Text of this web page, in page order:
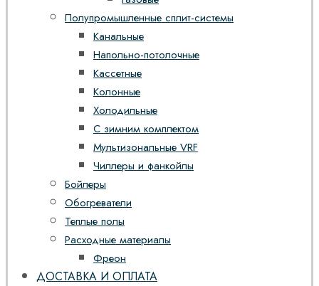
Полупромышленные сплит-системы
Канальные
Напольно-потолочные
Кассетные
Колонные
Холодильные
С зимним комплектом
Мультизональные VRF
Чиллеры и фанкойлы
Бойлеры
Обогреватели
Теплые полы
Расходные материалы
Фреон
ДОСТАВКА И ОПЛАТА